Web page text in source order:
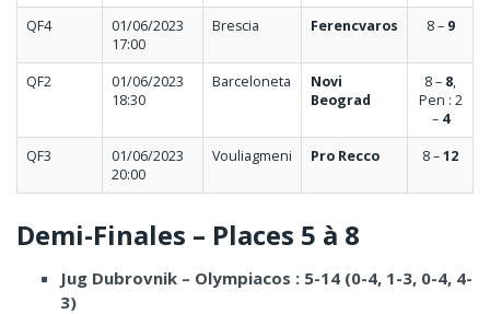
QF4
01/06/2023
17:00
Brescia Ferencvaros 8 – 9
QF2
01/06/2023
18:30
Barceloneta
Novi
Beograd
8 – 8,
Pen : 2
– 4
QF3
01/06/2023
20:00
Vouliagmeni Pro Recco 8 –12
Demi-Finales – Places 5 à 8
Jug Dubrovnik – Olympiacos : 5-14 (0-4, 1-3, 0-4, 4-
3)